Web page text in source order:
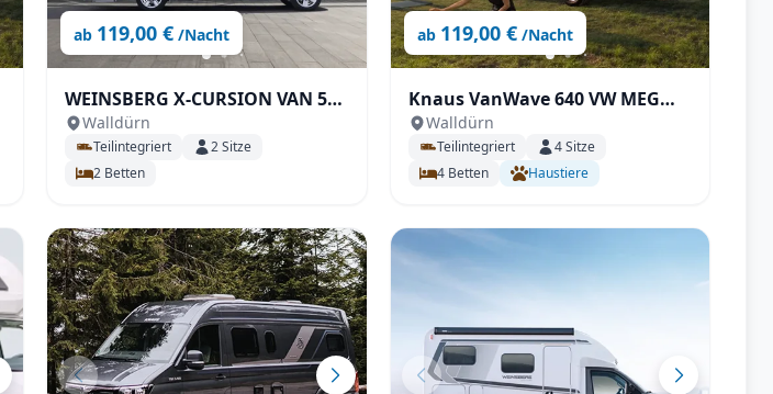
ab 119,00 € /Nacht
WEINSBERG X-CURSION VAN 500
LT EDITION [PEPPER] Automatik
Walldürn
Teilintegriert 2Sitze
2 Betten
ab 119,00 € /Nacht
Knaus VanWave 640 VW MEG
VANSATION
Walldürn
Teilintegriert 4 Sitze
4 Betten Haustiere